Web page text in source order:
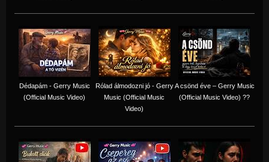
Dédapám - Gerry Music
(Official Music Video)
Rólad álmodozni jó - Gerry
Music (Official Music
Video)
A csönd éve – Gerry Music
(Official Music Video) ??